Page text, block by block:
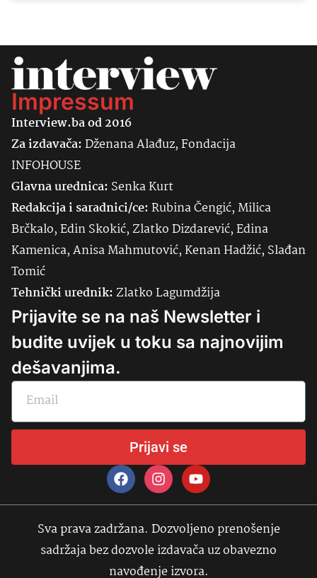
Impressum
Interview.ba od 2016
Za izdavača:Dženana Alađuz, Fondacija
INFOHOUSE
Glavna urednica: SenkaKurt
Redakcija i saradnici/ce:Rubina Čengić, Milica
Brčkalo, Edin Skokić, Zlatko Dizdarević, Edina
Kamenica, Anisa Mahmutović, Kenan Hadžić, Slađan
Tomić
Tehnički urednik:Zlatko Lagumdžija
Prijavite se na naš Newsletter i
budite uvijek u toku sa najnovijim
dešavanjima.
Prijavi se
Sva prava zadržana. Dozvoljeno prenošenje
sadržaja bez dozvole izdavača uz obavezno
navođenje izvora.